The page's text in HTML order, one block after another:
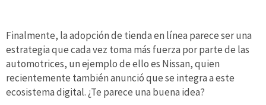
Finalmente, la adopción de tienda en línea parece ser una
estrategia que cada vez toma más fuerza por parte de las
automotrices, un ejemplo de ello es Nissan, quien
recientemente también anunció que se integra a este
ecosistema digital. ¿Te parece una buena idea?